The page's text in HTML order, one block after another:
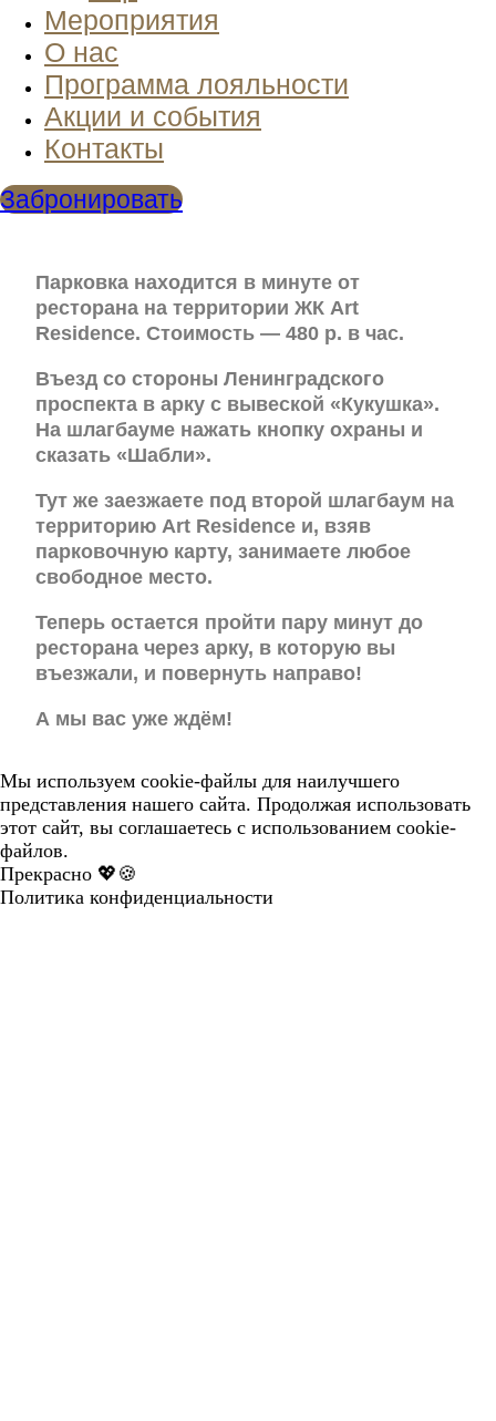
Мероприятия
О нас
Программа лояльности
Акции и события
Контакты
Забронировать
Парковка находится в минуте от
ресторана на территории ЖК Art
Residence. Стоимость — 480 р. в час.
Въезд со стороны Ленинградского
проспекта в арку с вывеской «Кукушка».
На шлагбауме нажать кнопку охраны и
сказать «Шабли».
Тут же заезжаете под второй шлагбаум на
территорию Art Residence и, взяв
парковочную карту, занимаете любое
свободное место.
Теперь остается пройти пару минут до
ресторана через арку, в которую вы
въезжали, и повернуть направо!
А мы вас уже ждём!
Мы используем cookie-файлы для наилучшего
представления нашего сайта. Продолжая использовать
этот сайт, вы соглашаетесь с использованием cookie-
файлов.
Прекрасно 💖🍪
Политика конфиденциальности